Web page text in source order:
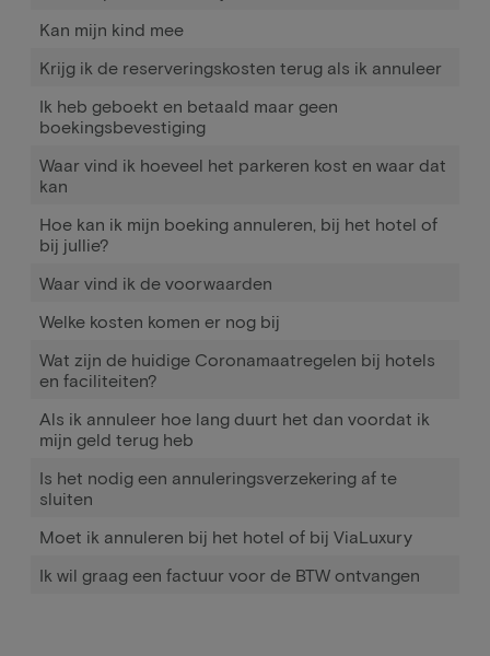
Kan mijn kind mee
Krijg ik de reserveringskosten terug als ik annuleer
Ik heb geboekt en betaald maar geen
boekingsbevestiging
Waar vind ik hoeveel het parkeren kost en waar dat
kan
Hoe kan ik mijn boeking annuleren, bij het hotel of
bij jullie?
Waar vind ik de voorwaarden
Welke kosten komen er nog bij
Wat zijn de huidige Coronamaatregelen bij hotels
en faciliteiten?
Als ik annuleer hoe lang duurt het dan voordat ik
mijn geld terug heb
Is het nodig een annuleringsverzekering af te
sluiten
Moet ik annuleren bij het hotel of bij ViaLuxury
Ik wil graag een factuur voor de BTW ontvangen